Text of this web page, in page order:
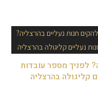
לפניך מספר עובדות
קליגולה בהרצליה